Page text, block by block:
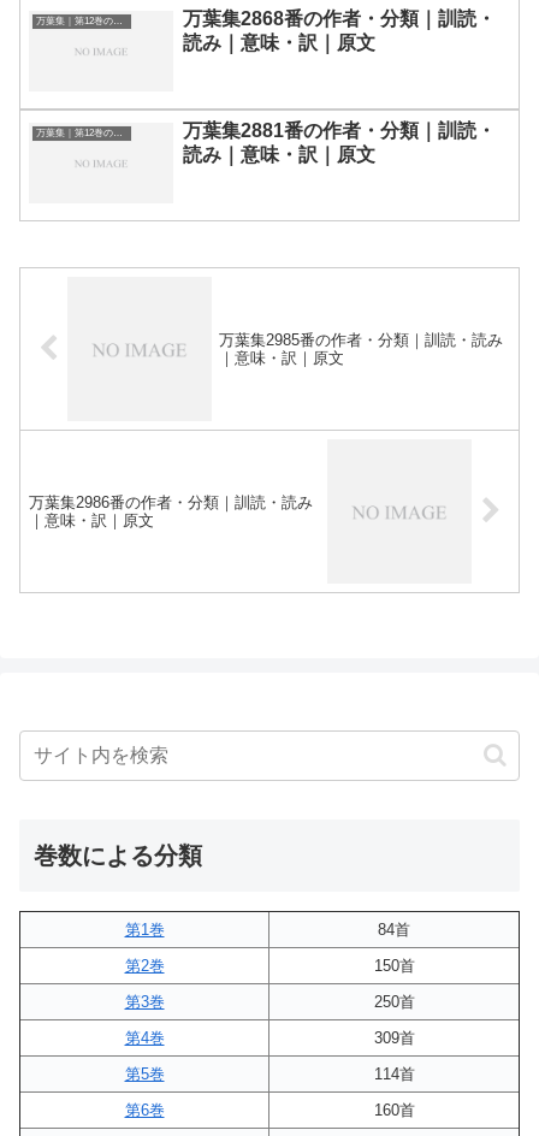
万葉集｜第12巻の和歌一覧
万葉集2868番の作者・分類｜訓読・
読み｜意味・訳｜原文
万葉集｜第12巻の和歌一覧
万葉集2881番の作者・分類｜訓読・
読み｜意味・訳｜原文
万葉集2985番の作者・分類｜訓読・読み
｜意味・訳｜原文
万葉集2986番の作者・分類｜訓読・読み
｜意味・訳｜原文
巻数による分類
第1巻
84首
第2巻
150首
第3巻
250首
第4巻
309首
第5巻
114首
第6巻
160首